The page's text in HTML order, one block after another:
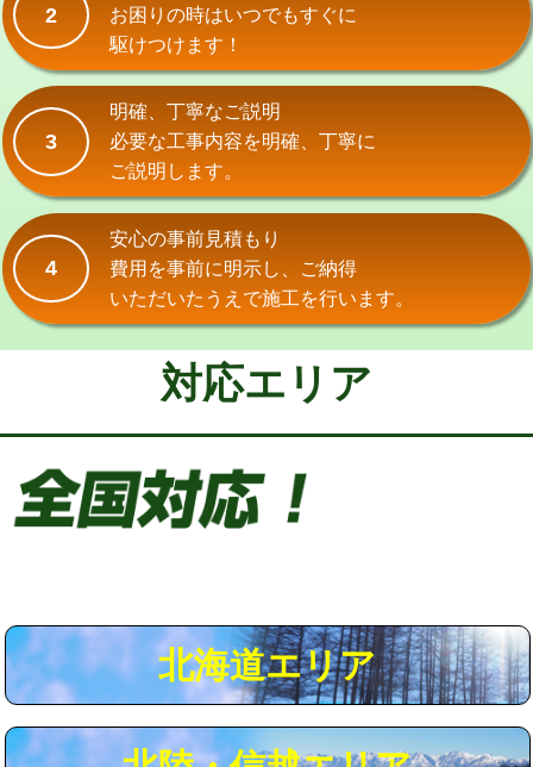
持込商品取付（単水栓）
持込商品取付（混合水栓） 16,500円
持込商品取付（浄水器・分岐水栓） 16,500円
給水管工事※（ホール加工)
給水管工事※（バンド止め)
給水管工事※（支持金具設置) 5,500円
給水管工事※（保温材使用（バンド止
め込み）)
5,500円
給水管工事※（土の掘削・埋め戻し作
11,000円
給水管工事※（塩ビ管（VP・HI）使
用/3ｍまで)
給水管工事※（ライニング鋼管・銅
管・ポリ管・HT管使用/3ｍまで)
44,000円
給水管工事※（ライニング鋼管・銅
+8,800円
2
お困りの時はいつでもすぐに
駆けつけます！
3
明確、丁寧なご説明
必要な工事内容を明確、丁寧に
ご説明します。
4
安心の事前見積もり
費用を事前に明示し、ご納得
いただいたうえで施工を行います。
対応エリア
北海道エリア